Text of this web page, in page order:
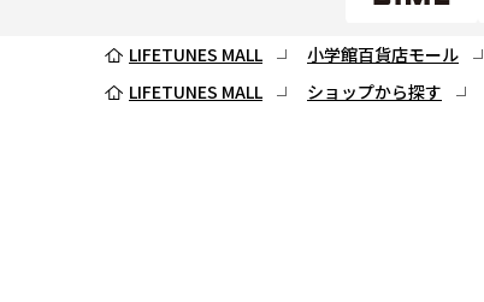
LIFETUNES MALL 小学館百貨店モール
LIFETUNES MALL
ショップから探す